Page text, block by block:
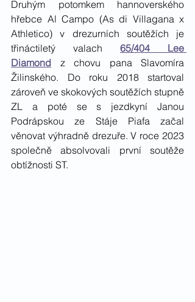
Druhým potomkem hannoverského
hřebce Al Campo (As di Villagana x
Athletico) v drezurních soutěžích je
třináctiletý valach 65/404 Lee
Diamond z chovu pana Slavomíra
Žilinského. Do roku 2018 startoval
zároveň ve skokových soutěžích stupně
ZL a poté se s jezdkyní Janou
Podrápskou ze Stáje Piafa začal
věnovat výhradně drezuře. V roce 2023
společně absolvovali první soutěže
obtížnosti ST.